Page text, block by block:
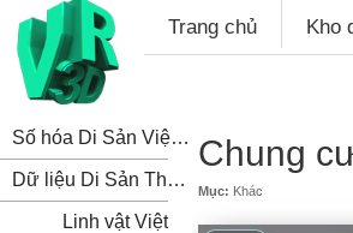
Trang chủ Kho
Chung
Mục: Khác
Số hóa Di Sản Việt Nam
Dữ liệu Di Sản Thế Giới
Linh vật Việt